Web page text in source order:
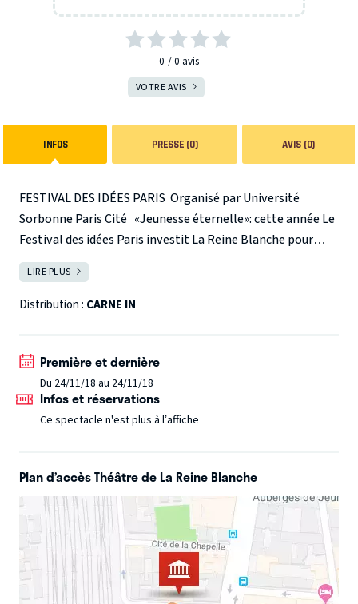
0 0 avis
VOTRE AVIS
INFOS PRESSE (0) AVIS (0)
FESTIVAL DES IDÉES PARIS Organisé par Université
Sorbonne Paris Cité «Jeunesse éternelle»: cette année Le
Festival des idées Paris investit La Reine Blanche pour
explorer la dynamique jeunesse-vieillesse et faire la part
belle aux jeunes compagnies et aux rencontres théâtre et
sciences. Créé par l’Université Sorbonne Paris Cité (
exigeantes qui secouent nos idées reçues.
www​.fes​ti​valdesidees​.paris
LIRE PLUS
Distribution : CARNE IN
Première et dernière
Du 24/11/18 au 24/11/18
Infos et réservations
Ce spectacle n'est plus à l’affiche
Plan d’accès Théâtre de La Reine Blanche